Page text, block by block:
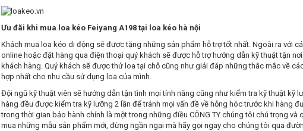
Ưu đãi khi mua loa kéo Feiyang A198 tại loa kéo hà nội
Khách mua loa kéo di động sẽ được tặng những sản phẩm hỗ trợ tốt nhất. Ngoài ra với
online hoặc đặt hàng qua điện thoại quý khách sẽ được hỗ trợ hướng dẫn kỹ thuật tận
khách hàng. Quý khách sẽ được thử loa tại chỗ cũng như giải đáp những thắc mắc về
hợp nhất cho nhu cầu sử dụng loa của mình.
Đội ngũ kỹ thuật viên sẽ hướng dẫn tận tình mọi tính năng cũng như kiểm tra kỹ thuật kỹ
hàng đều được kiểm tra kỹ lưỡng 2 lần để tránh mọi vấn đề về hỏng hóc trước khi hàng
trong thời gian bảo hành chính là một trong những điều CÔNG TY chúng tôi chú trọng
mua những mẫu sản phẩm mới, đừng ngần ngại mà hãy gọi ngay cho chúng tôi qua